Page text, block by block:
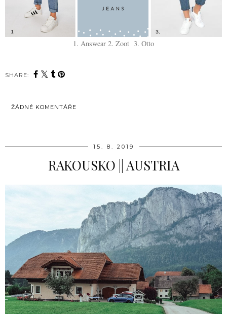
1. Answear 2. Zoot 3. Otto
SHARE:
ŽÁDNÉ KOMENTÁŘE
15. 8. 2019
RAKOUSKO || AUSTRIA